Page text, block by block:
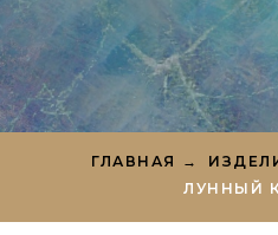
ГЛАВНАЯ →
ЛУННЫЙ